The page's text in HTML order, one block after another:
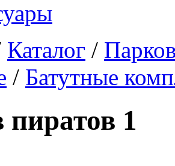
Каталог /
/ Батутные
пиратов 1